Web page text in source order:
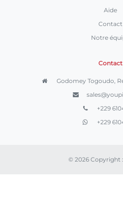
Aide
Contact
Notre
Contact
Godomey Togoudo,
+229
+229
© 2026 Copyright :